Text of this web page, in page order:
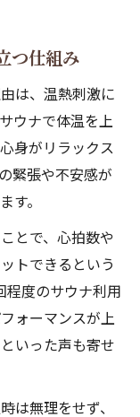
つ仕組み
は、温熱刺激に
ウナで体温を上
身がリラックス
緊張や不安感が
す。
とで、心拍数や
トできるという
程度のサウナ利用
ォーマンスが上
いった声も寄せ
は無理をせず、